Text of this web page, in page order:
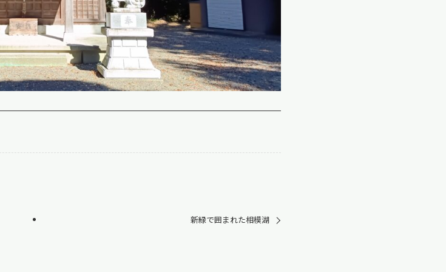
新緑で囲まれた相模湖